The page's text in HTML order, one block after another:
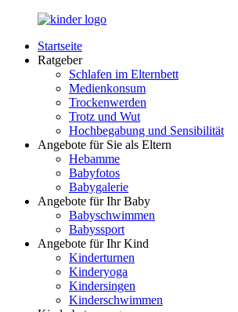
Zurück
Inhalt
LuckyKids.de
Das
Nachwuchs
Startseite
Ratgeber
Schlafen im Elternbett
Medienkonsum
Trockenwerden
Trotz und Wut
Hochbegabung und Sensibilität
Angebote für Sie als Eltern
Hebamme
Babyfotos
Babygalerie
Angebote für Ihr Baby
Babyschwimmen
Babyssport
Angebote für Ihr Kind
Kinderturnen
Kinderyoga
Kindersingen
Kinderschwimmen